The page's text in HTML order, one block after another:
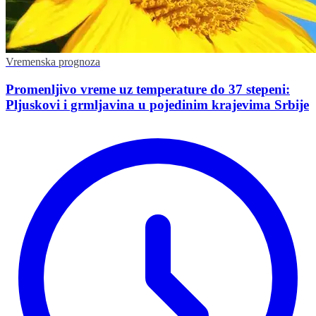
Vremenska prognoza
Promenljivo vreme uz temperature do 37 stepeni:
Pljuskovi i grmljavina u pojedinim krajevima Srbije